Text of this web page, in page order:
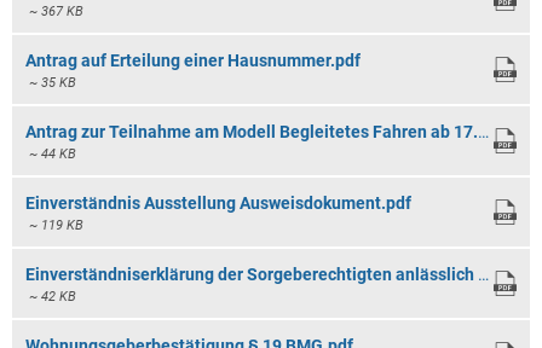
~ 367 KB
Antrag auf Erteilung einer Hausnummer.pdf
~ 35 KB
Antrag zur Teilnahme am Modell Begleitetes Fahren ab 17.pdf
~ 44 KB
Einverständnis Ausstellung Ausweisdokument.pdf
~ 119 KB
Einverständniserklärung der Sorgeberechtigten anlässlich eines Umzugs.pdf
~ 42 KB